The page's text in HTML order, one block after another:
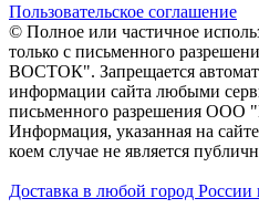
Пользовательское соглашение
© Полное или частичное
только с письменного
ВОСТОК". Запрещается
информации сайта любыми
письменного разрешения
Информация, указанная на
коем случае не является
Доставка в любой город